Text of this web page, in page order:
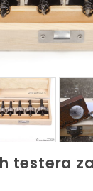
testera